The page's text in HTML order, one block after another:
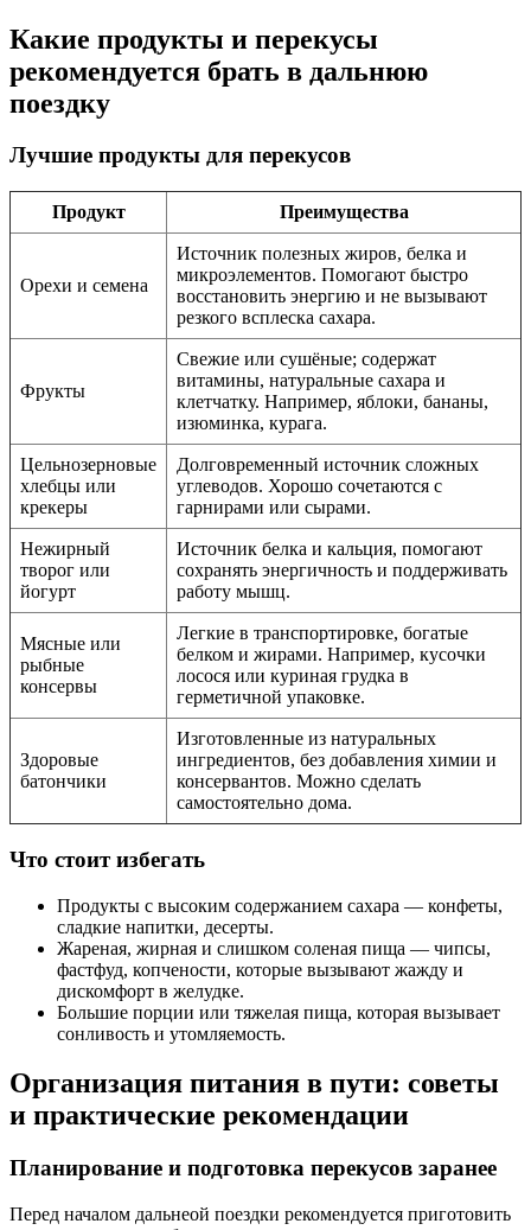
Какие продукты и перекусы
рекомендуется брать в дальнюю
поездку
Лучшие продукты для перекусов
Продукт Преимущества
Орехи и семена
Источник полезных жиров, белка и
микроэлементов. Помогают быстро
восстановить энергию и не вызывают
резкого всплеска сахара.
Фрукты
Свежие или сушёные; содержат
витамины, натуральные сахара и
клетчатку. Например, яблоки, бананы,
изюминка, курага.
Цельнозерновые
хлебцы или
крекеры
Долговременный источник сложных
углеводов. Хорошо сочетаются с
гарнирами или сырами.
Нежирный
творог или
йогурт
Источник белка и кальция, помогают
сохранять энергичность и поддерживать
работу мышц.
Мясные или
рыбные
консервы
Легкие в транспортировке, богатые
белком и жирами. Например, кусочки
лосося или куриная грудка в
герметичной упаковке.
Здоровые
батончики
Изготовленные из натуральных
ингредиентов, без добавления химии и
консервантов. Можно сделать
самостоятельно дома.
Что стоит избегать
Продукты с высоким содержанием сахара — конфеты,
сладкие напитки, десерты.
Жареная, жирная и слишком соленая пища — чипсы,
фастфуд, копчености, которые вызывают жажду и
дискомфорт в желудке.
Большие порции или тяжелая пища, которая вызывает
сонливость и утомляемость.
Организация питания в пути: советы
и практические рекомендации
Планирование и подготовка перекусов заранее
Перед началом дальнеой поездки рекомендуется приготовить